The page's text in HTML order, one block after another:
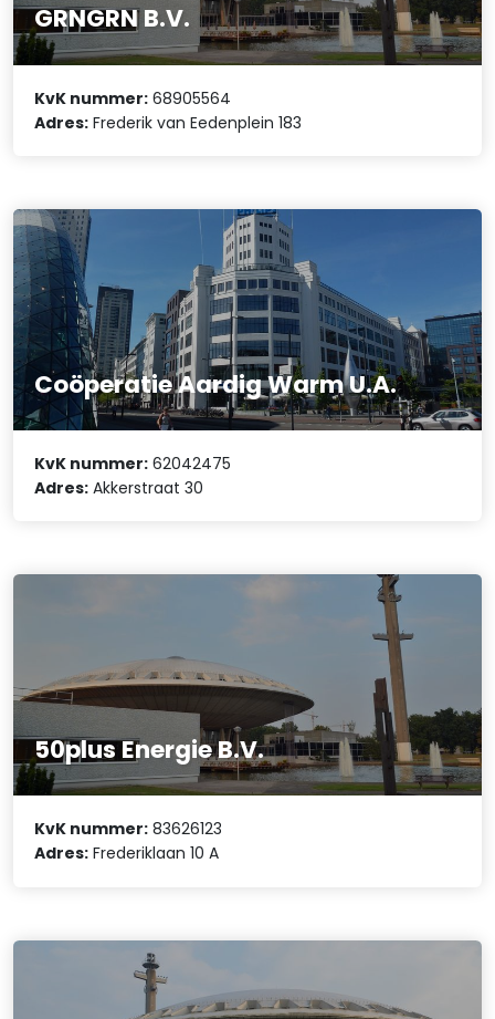
GRNGRN B.V.
KvK nummer: 68905564
Adres: Frederik van Eedenplein 183
Coöperatie Aardig Warm U.A.
KvK nummer: 62042475
Adres: Akkerstraat 30
50plus Energie B.V.
KvK nummer: 83626123
Adres: Frederiklaan 10 A